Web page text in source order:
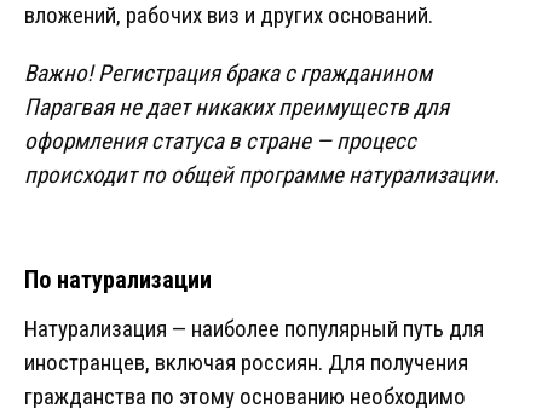
вложений, рабочих виз и других оснований.
Важно! Регистрация брака с гражданином
Парагвая не дает никаких преимуществ для
оформления статуса в стране — процесс
происходит по общей программе натурализации.
По натурализации
Натурализация — наиболее популярный путь для
иностранцев, включая россиян. Для получения
гражданства по этому основанию необходимо